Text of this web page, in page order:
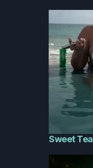
Sweet Tea